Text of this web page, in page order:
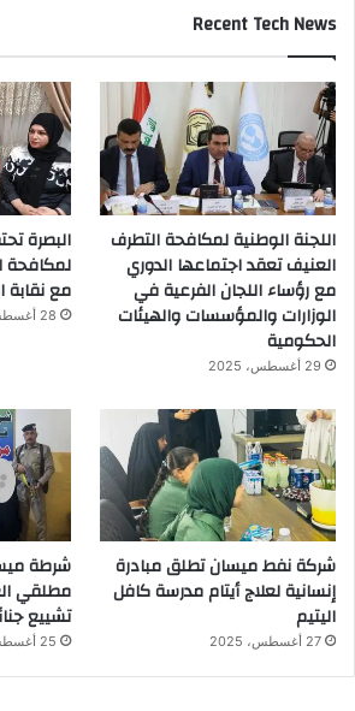
Recent Tech News
اللجنة الوطنية لمكافحة التطرف
العنيف تعقد اجتماعها الدوري
مع رؤساء اللجان الفرعية في
الوزارات والمؤسسات والهيئات
الحكومية
29 أغسطس، 2025
البصرة
لمكافحة
مع نقابة
28 أغسطس، 2025
شركة نفط ميسان تطلق مبادرة
إنسانية لعلاج أيتام مدرسة كافل
اليتيم
27 أغسطس، 2025
شرطة
مطلقي
تشييع
25 أغسطس، 2025